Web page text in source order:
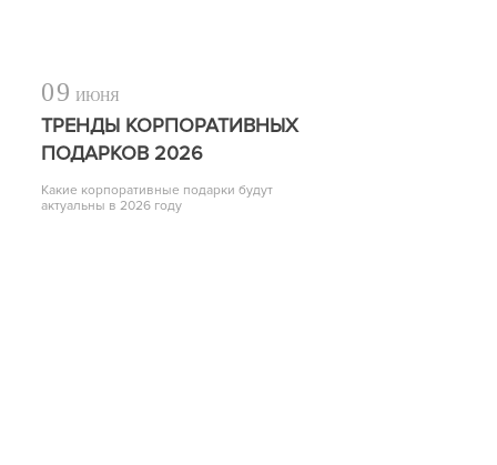
09 ИЮНЯ
ТРЕНДЫ КОРПОРАТИВНЫХ
ПОДАРКОВ 2026
Какие корпоративные подарки будут
актуальны в 2026 году